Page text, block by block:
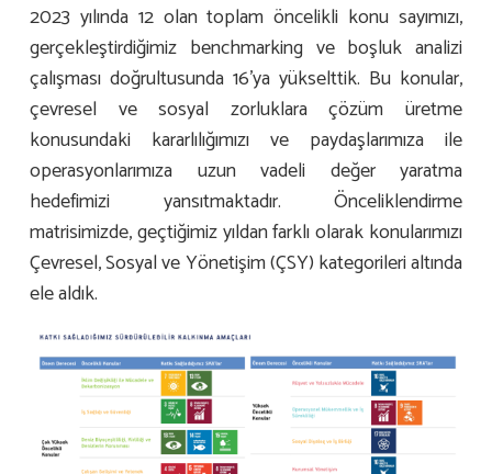
2023 yılında 12 olan toplam öncelikli konu sayımızı,
gerçekleştirdiğimiz benchmarking ve boşluk analizi
çalışması doğrultusunda 16’ya yükselttik. Bu konular,
çevresel ve sosyal zorluklara çözüm üretme
konusundaki kararlılığımızı ve paydaşlarımıza ile
operasyonlarımıza uzun vadeli değer yaratma
hedefimizi yansıtmaktadır. Önceliklendirme
matrisimizde, geçtiğimiz yıldan farklı olarak konularımızı
Çevresel, Sosyal ve Yönetişim (ÇSY) kategorileri altında
ele aldık.